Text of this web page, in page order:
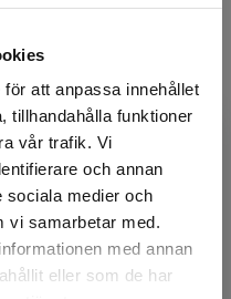
att anpassa innehållet
tillhandahålla funktioner
vår trafik. Vi
och annan
sociala medier och
vi samarbetar med.
med annan
eller som de har
lärare med många
i NO. Han har
med